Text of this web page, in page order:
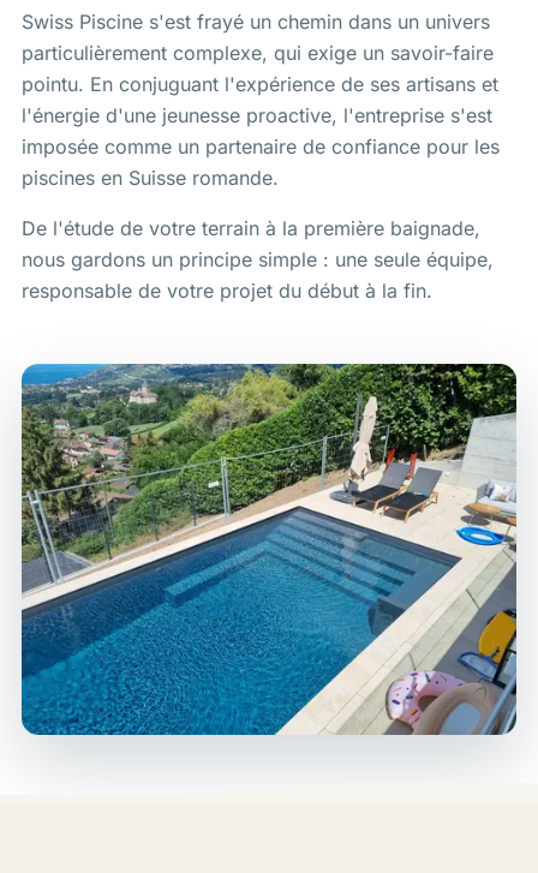
Swiss Piscine s'est frayé un chemin dans un univers
particulièrement complexe, qui exige un savoir-faire
pointu. En conjuguant l'expérience de ses artisans et
l'énergie d'une jeunesse proactive, l'entreprise s'est
imposée comme un partenaire de confiance pour les
piscines en Suisse romande.
De l'étude de votre terrain à la première baignade,
nous gardons un principe simple : une seule équipe,
responsable de votre projet du début à la fin.